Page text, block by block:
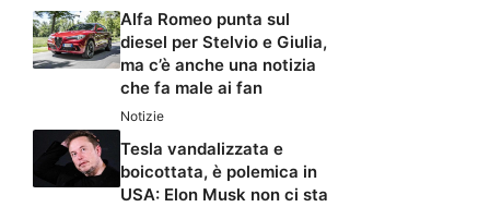
Alfa Romeo punta sul
diesel per Stelvio e Giulia,
ma c’è anche una notizia
che fa male ai fan
Notizie
Tesla vandalizzata e
boicottata, è polemica in
USA: Elon Musk non ci sta